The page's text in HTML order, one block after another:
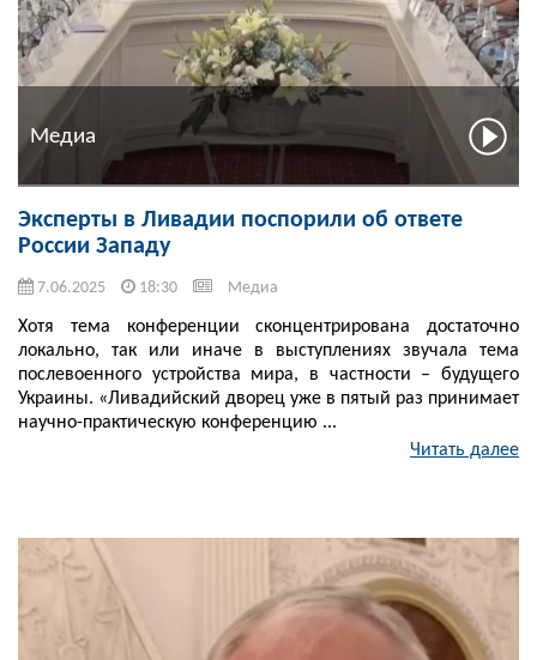
Медиа
Эксперты в Ливадии поспорили об ответе
России Западу
7.06.2025 18:30 Медиа
Хотя тема конференции сконцентрирована достаточно
локально, так или иначе в выступлениях звучала тема
послевоенного устройства мира, в частности – будущего
Украины. «Ливадийский дворец уже в пятый раз принимает
научно-практическую конференцию ...
Читать далее